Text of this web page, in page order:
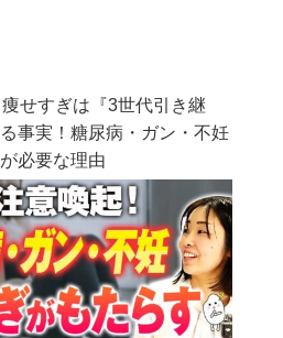
痩せすぎは『3世代引き継
事実！糖尿病・ガン・不妊
必要な理由